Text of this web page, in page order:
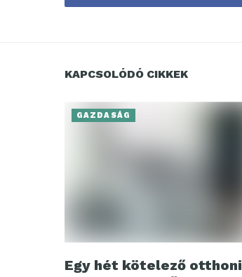
KAPCSOLÓDÓ CIKKEK
GAZDASÁG
Egy hét kötelező otthoni